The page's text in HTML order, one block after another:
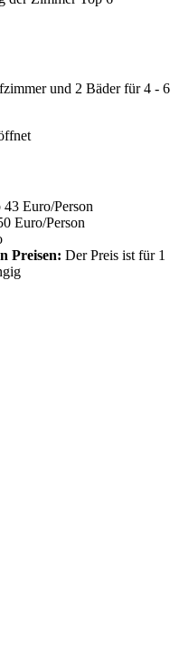
und 2 Bäder für 4 - 6
43 Euro/Person
Euro/Person
Preisen: Der Preis ist für 1